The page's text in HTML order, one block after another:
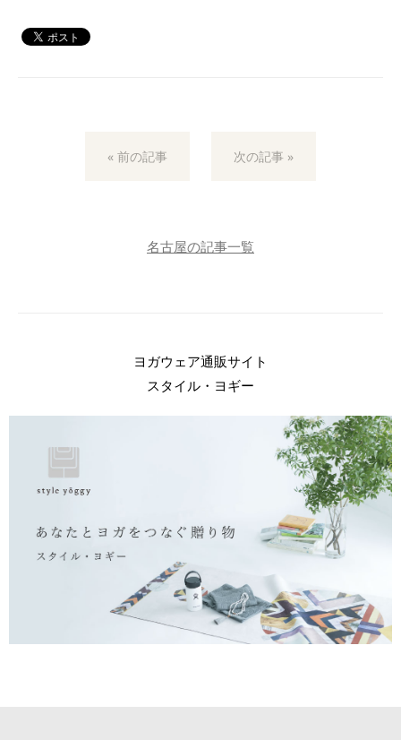
« 前の記事 次の記事 »
名古屋の記事一覧
ヨガウェア通販サイト
スタイル・ヨギー